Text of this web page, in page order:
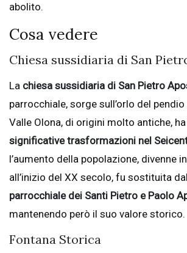
abolito.
Cosa vedere
Chiesa sussidiaria di San
La chiesa sussidiaria di San Pietro
parrocchiale, sorge sull’orlo del
Valle Olona, di origini molto antiche,
significative trasformazioni nel
l’aumento della popolazione, divenne
all’inizio del XX secolo, fu sostituita
parrocchiale dei Santi Pietro e Paolo
mantenendo però il suo valore storico.
Fontana Storica